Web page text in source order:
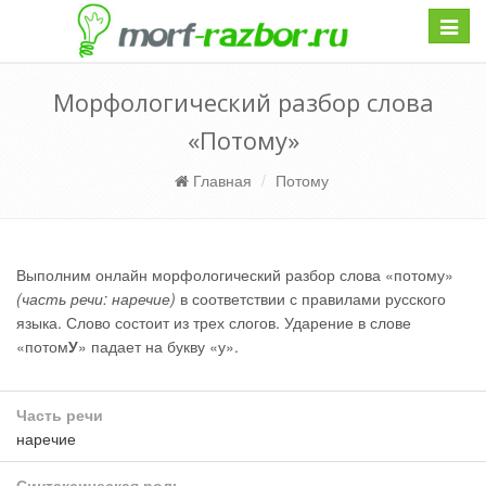
Морфологический разбор слова
«Потому»
Главная Потому
Выполним онлайн морфологический разбор слова «потому»
(часть речи: наречие) в соответствии с правилами русского
языка. Слово состоит из трех слогов. Ударение в слове
«потомУ» падает на букву «у».
Часть речи
наречие